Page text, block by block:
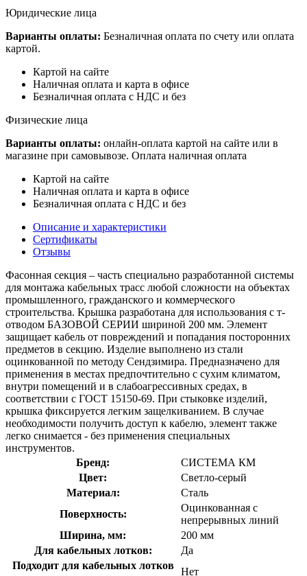
Юридические лица
Варианты оплаты: Безналичная оплата по счету или оплата
картой.
Картой на сайте
Наличная оплата и карта в офисе
Безналичная оплата с НДС и без
Физические лица
Варианты оплаты: онлайн-оплата картой на сайте или в
магазине при самовывозе. Оплата наличная оплата
Картой на сайте
Наличная оплата и карта в офисе
Безналичная оплата с НДС и без
Описание и характеристики
Сертификаты
Отзывы
Фасонная секция – часть специально разработанной системы
для монтажа кабельных трасс любой сложности на объектах
промышленного, гражданского и коммерческого
строительства. Крышка разработана для использования с т-
отводом БАЗОВОЙ СЕРИИ шириной 200 мм. Элемент
защищает кабель от повреждений и попадания посторонних
предметов в секцию. Изделие выполнено из стали
оцинкованной по методу Сендзимира. Предназначено для
применения в местах предпочтительно с сухим климатом,
внутри помещений и в слабоагрессивных средах, в
соответствии с ГОСТ 15150-69. При стыковке изделий,
крышка фиксируется легким защелкиванием. В случае
необходимости получить доступ к кабелю, элемент также
легко снимается - без применения специальных
инструментов.
Бренд:
СИСТЕМА КМ
Цвет:
Светло-серый
Материал:
Сталь
Поверхность:
Оцинкованная с
непрерывных линий
Ширина, мм:
200 мм
Для кабельных лотков:
Да
Подходит для кабельных лотков
Нет